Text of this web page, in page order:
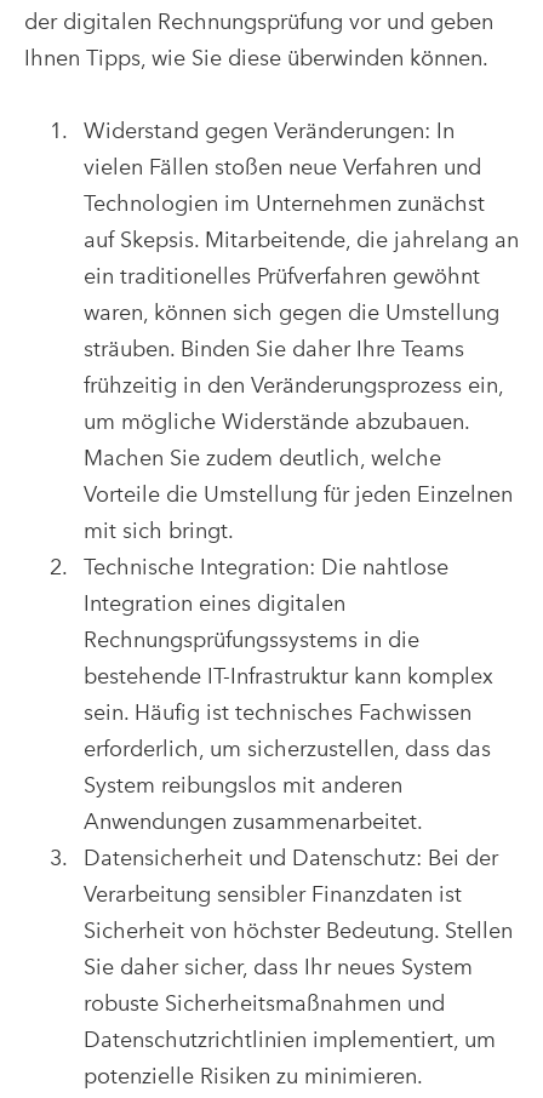
der digitalen Rechnungsprüfung vor und geben
Ihnen Tipps, wie Sie diese überwinden können.
Widerstand gegen Veränderungen: In
vielen Fällen stoßen neue Verfahren und
Technologien im Unternehmen zunächst
auf Skepsis. Mitarbeitende, die jahrelang an
ein traditionelles Prüfverfahren gewöhnt
waren, können sich gegen die Umstellung
sträuben. Binden Sie daher Ihre Teams
frühzeitig in den Veränderungsprozess ein,
um mögliche Widerstände abzubauen.
Machen Sie zudem deutlich, welche
Vorteile die Umstellung für jeden Einzelnen
mit sich bringt.
Technische Integration: Die nahtlose
Integration eines digitalen
Rechnungsprüfungssystems in die
bestehende IT-Infrastruktur kann komplex
sein. Häufig ist technisches Fachwissen
erforderlich, um sicherzustellen, dass das
System reibungslos mit anderen
Anwendungen zusammenarbeitet.
Datensicherheit und Datenschutz: Bei der
Verarbeitung sensibler Finanzdaten ist
Sicherheit von höchster Bedeutung. Stellen
Sie daher sicher, dass Ihr neues System
robuste Sicherheitsmaßnahmen und
Datenschutzrichtlinien implementiert, um
potenzielle Risiken zu minimieren.